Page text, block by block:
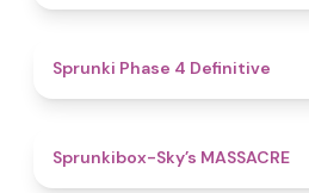
Sprunki Phase 4 Definitive
Sprunkibox-Sky’s MASSACRE